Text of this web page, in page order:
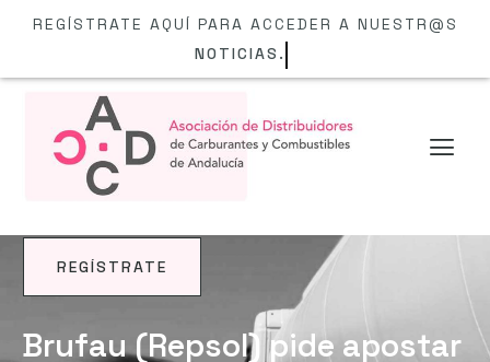
REGÍSTRATE AQUÍ PARA ACCEDER A NUESTR@S
NOTICIAS.
REGÍSTRATE
NOTICIAS
Brufau (Repsol) pide apostar